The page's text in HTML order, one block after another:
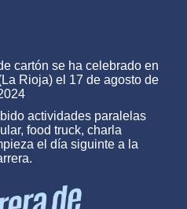
cartón se ha celebrado en
Rioja) el 17 de agosto de
actividades paralelas
food truck, charla
el día siguinte a la